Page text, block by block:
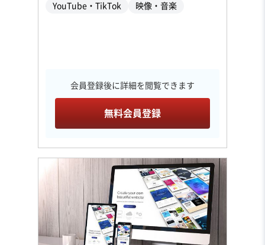
YouTube・TikTok
映像・音楽
会員登録後に詳細を閲覧できます
無料会員登録